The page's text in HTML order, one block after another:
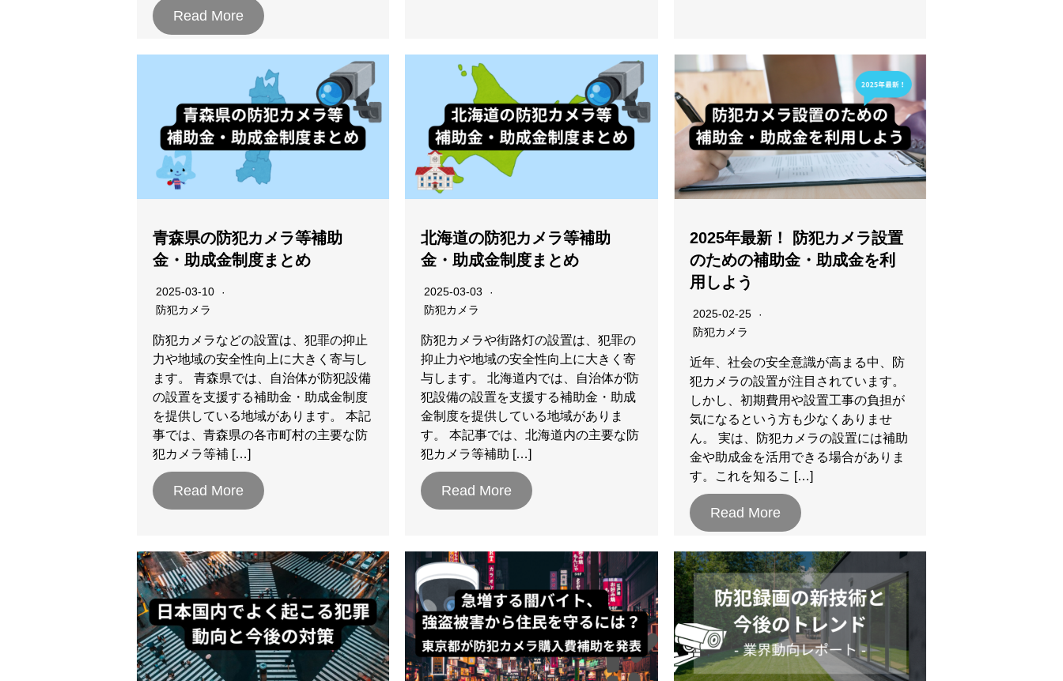
Read More
青森県の防犯カメラ等補助
金・助成金制度まとめ
2025-03-10
防犯カメラ
防犯カメラなどの設置は、犯罪の抑止
力や地域の安全性向上に大きく寄与し
ます。 青森県では、自治体が防犯設備
の設置を支援する補助金・助成金制度
を提供している地域があります。 本記
事では、青森県の各市町村の主要な防
犯カメラ等補 […]
Read More
北海道の防犯カメラ等補助
金・助成金制度まとめ
2025-03-03
防犯カメラ
防犯カメラや街路灯の設置は、犯罪の
抑止力や地域の安全性向上に大きく寄
与します。 北海道内では、自治体が防
犯設備の設置を支援する補助金・助成
金制度を提供している地域がありま
す。 本記事では、北海道内の主要な防
犯カメラ等補助 […]
Read More
2025年最新！ 防犯カメラ設置
のための補助金・助成金を利
用しよう
2025-02-25
防犯カメラ
近年、社会の安全意識が高まる中、防
犯カメラの設置が注目されています。
しかし、初期費用や設置工事の負担が
気になるという方も少なくありませ
ん。 実は、防犯カメラの設置には補助
金や助成金を活用できる場合がありま
す。これを知るこ […]
Read More